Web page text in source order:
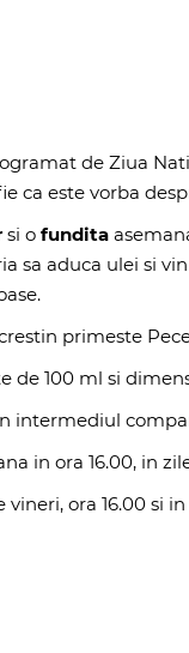
de Ziua
ca este vorba
si o fundita
sa aduca ulei si
primeste
de 100 ml si
intermediul
in ora 16.00, in
ora 16.00 si